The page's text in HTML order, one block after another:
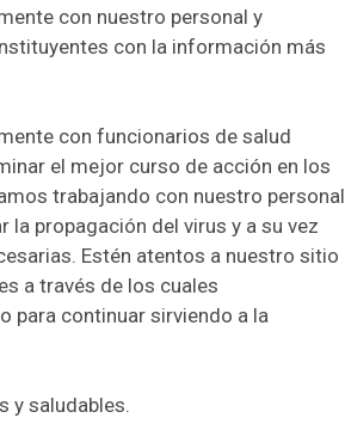
con nuestro personal y
con la información más
con funcionarios de salud
el mejor curso de acción en los
trabajando con nuestro personal
la propagación del virus y a su vez
Estén atentos a nuestro sitio
a través de los cuales
para continuar sirviendo a la
y saludables.